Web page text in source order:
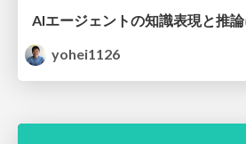
yohei1126